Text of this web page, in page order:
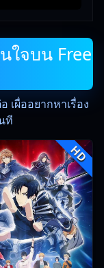
ใจบน Free
เผื่ออยากหาเรื่อง
ที
HD